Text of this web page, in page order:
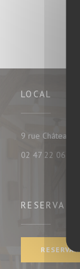
LOCAL
9 rue
02 47 22 06 35
RESERVA